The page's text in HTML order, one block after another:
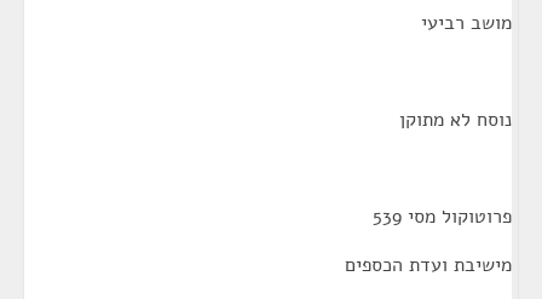
מושב רביעי
נוסח לא מתוקן
פרוטוקול מסי 539
מישיבת ועדת הכספים